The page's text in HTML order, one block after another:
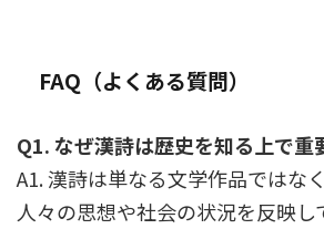
FAQ（よくある質問）
Q1. なぜ漢詩は歴史を知る上で重
A1. 漢詩は単なる文学作品ではな
人々の思想や社会の状況を反映し